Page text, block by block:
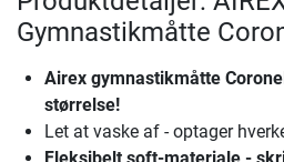
Gymnastikmåtte
Airex gymnastikmåtte
størrelse!
Let at vaske af - optager